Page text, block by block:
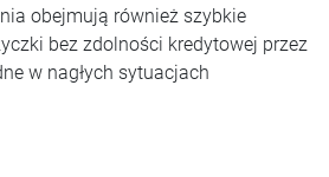
obejmują również szybkie
bez zdolności kredytowej przez
w nagłych sytuacjach